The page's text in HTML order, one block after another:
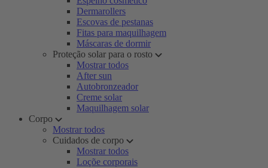
Dermarollers
Escovas de pestanas
Fitas para maquilhagem
Máscaras de dormir
Proteção solar para o rosto
Mostrar todos
After sun
Autobronzeador
Creme solar
Maquilhagem solar
Corpo
Mostrar todos
Cuidados de corpo
Mostrar todos
Loçõe corporais